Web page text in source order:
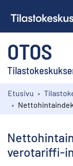
OTOS
Kokoelmat
Etusivu
verotariffi-